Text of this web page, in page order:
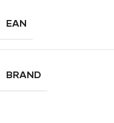
EAN
BRAND